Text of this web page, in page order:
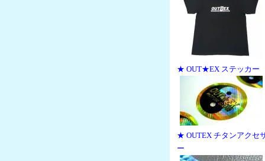
★ OUT★EX ステッカー
★ OUTEX チタンアクセ
ー